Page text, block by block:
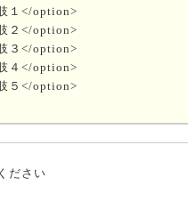
１</option>
２</option>
３</option>
４</option>
５</option>
ださい